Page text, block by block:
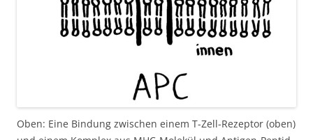
Oben: Eine Bindung zwischen einem T-Zell-Rezeptor (oben)